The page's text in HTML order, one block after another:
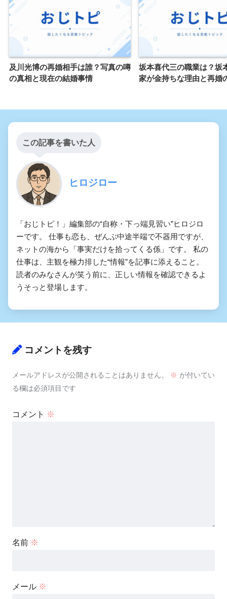
及川光博の再婚相手は誰？写真の噂
の真相と現在の結婚事情
坂本喜代三の職業は？坂
家が金持ちな理由と再婚
この記事を書いた人
ヒロジロー
「おじトピ！」編集部の“自称・下っ端見習い”ヒロジロ
ーです。 仕事も恋も、ぜんぶ中途半端で不器用ですが、
ネットの海から「事実だけを拾ってくる係」です。 私の
仕事は、主観を極力排した“情報”を記事に添えること。
読者のみなさんが笑う前に、正しい情報を確認できるよ
うそっと登場します。
コメントを残す
メールアドレスが公開されることはありません。 ※ が付いてい
る欄は必須項目です
コメント ※
名前 ※
メール ※